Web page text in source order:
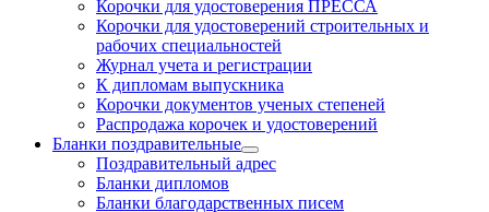
Корочки для удостоверения ПРЕССА
Корочки для удостоверений строительных и
рабочих специальностей
Журнал учета и регистрации
К дипломам выпускника
Корочки документов ученых степеней
Распродажа корочек и удостоверений
Бланки поздравительные
Поздравительный адрес
Бланки дипломов
Бланки благодарственных писем